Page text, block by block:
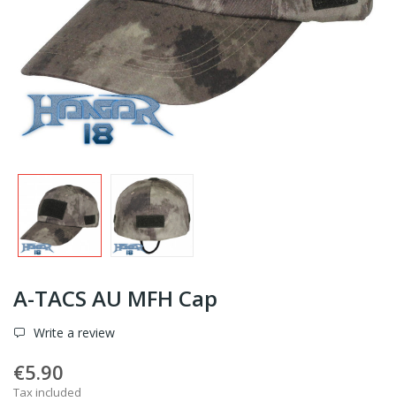
A-TACS AU MFH Cap
Write a review
€5.90
Tax included